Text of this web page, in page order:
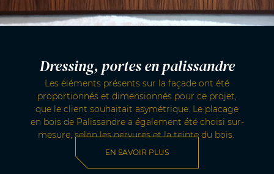
Dressing, portes en palissandre
Les éléments présents sur la façade ont été
proportionnés et dimensionnés pour ce projet,
que le client souhaitait asymétrique. Le placage
en bois de Palissandre a également été choisi sur-
mesure, selon les nervures et la teinte du bois.
EN SAVOIR PLUS